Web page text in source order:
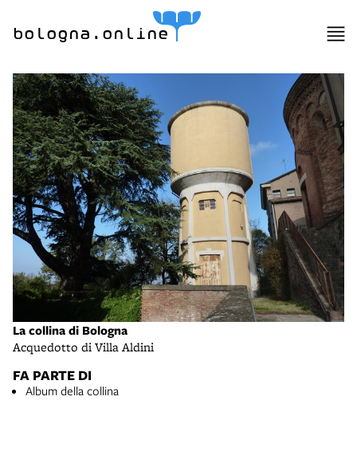
bologna.online
La collina di Bologna
Acquedotto di Villa Aldini
FA PARTE DI
Album della collina